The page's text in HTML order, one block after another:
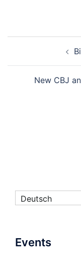
New CBJ
Deutsch
Events